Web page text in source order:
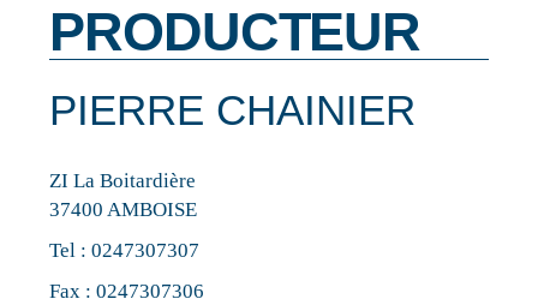
PRODUCTEUR
PIERRE CHAINIER
ZI La Boitardière
37400 AMBOISE
Tel :0247307307
Fax : 0247307306